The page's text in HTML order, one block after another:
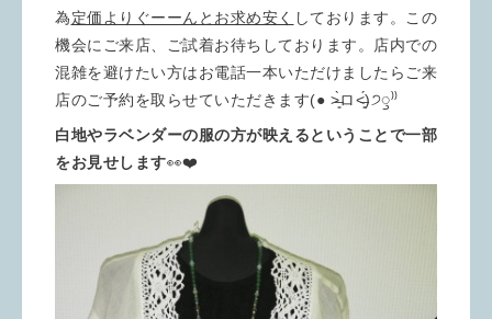
為定価よりぐーーんとお求め安く しております。この
機会にご来店、ご試着お待ちしております。店内での
混雑を避けたい方はお電話一本いただけましたらご来
店のご予約を取らせていただきます(● ˃̶͈̀ロ˂̶͈́)੭ꠥ⁾⁾
白地やラベンダーの服の方が映えるということで一部
をお見せします👀❤️